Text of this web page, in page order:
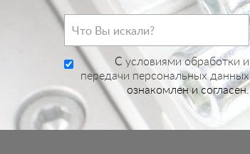
C условиями обработки и
передачи персональных данных
ознакомлен и согласен.